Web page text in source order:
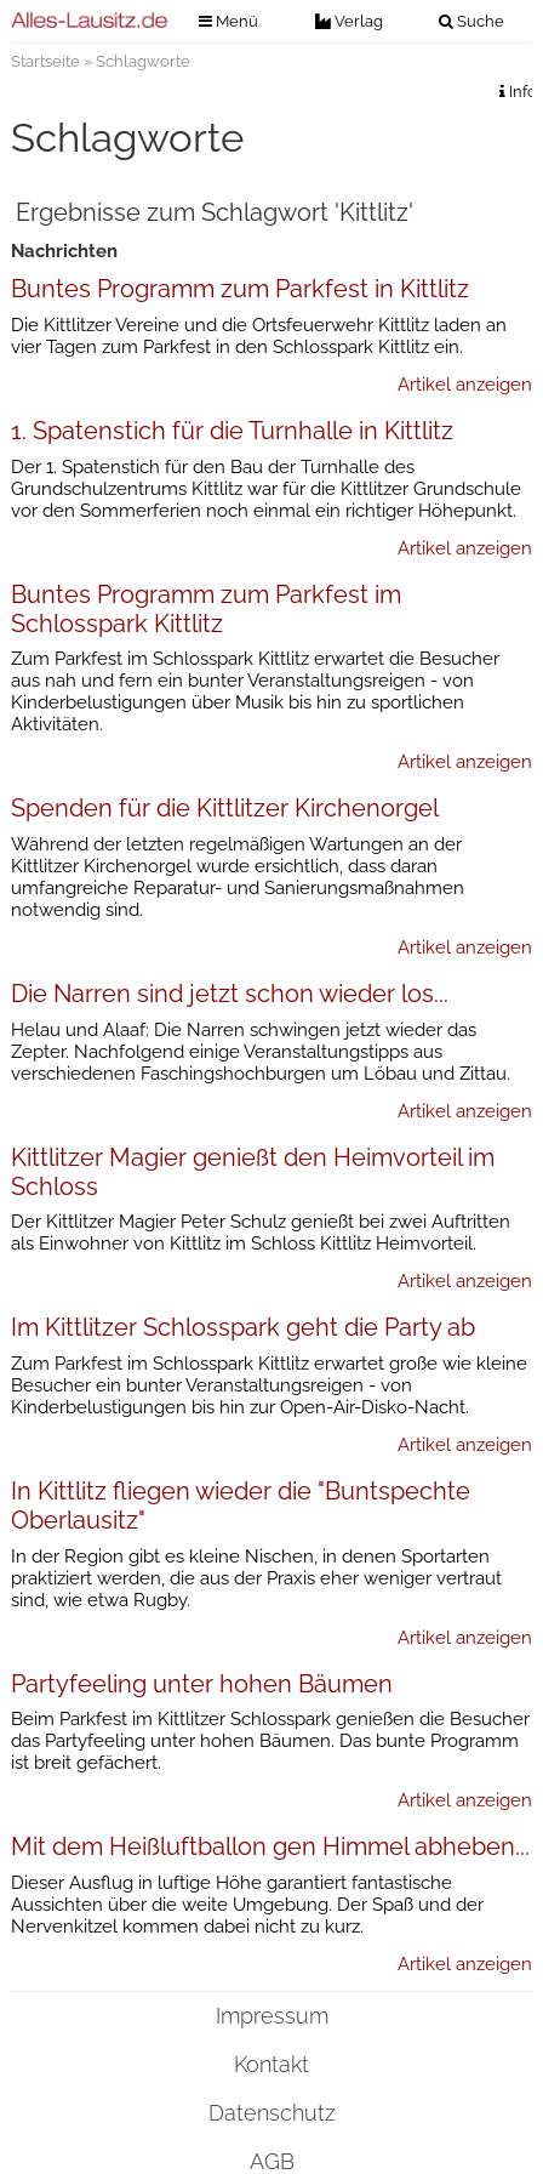
Menü Verlag Suche
Verlag
Kontakt
Anzeigenannahme
Startseite» Schlagworte
Info
Schlagworte
Ergebnisse zum Schlagwort 'Kittlitz'
Nachrichten
Buntes Programm zum Parkfest in Kittlitz
Die Kittlitzer Vereine und die Ortsfeuerwehr Kittlitz laden an
vier Tagen zum Parkfest in den Schlosspark Kittlitz ein.
Artikel anzeigen
1. Spatenstich für die Turnhalle in Kittlitz
Der 1. Spatenstich für den Bau der Turnhalle des
Grundschulzentrums Kittlitz war für die Kittlitzer Grundschule
vor den Sommerferien noch einmal ein richtiger Höhepunkt.
Artikel anzeigen
Buntes Programm zum Parkfest im
Schlosspark Kittlitz
Zum Parkfest im Schlosspark Kittlitz erwartet die Besucher
aus nah und fern ein bunter Veranstaltungsreigen - von
Kinderbelustigungen über Musik bis hin zu sportlichen
Aktivitäten.
Artikel anzeigen
Spenden für die Kittlitzer Kirchenorgel
Während der letzten regelmäßigen Wartungen an der
Kittlitzer Kirchenorgel wurde ersichtlich, dass daran
umfangreiche Reparatur- und Sanierungsmaßnahmen
notwendig sind.
Artikel anzeigen
Die Narren sind jetzt schon wieder los...
Helau und Alaaf: Die Narren schwingen jetzt wieder das
Zepter. Nachfolgend einige Veranstaltungstipps aus
verschiedenen Faschingshochburgen um Löbau und Zittau.
Artikel anzeigen
Kittlitzer Magier genießt den Heimvorteil im
Schloss
Der Kittlitzer Magier Peter Schulz genießt bei zwei Auftritten
als Einwohner von Kittlitz im Schloss Kittlitz Heimvorteil.
Artikel anzeigen
Im Kittlitzer Schlosspark geht die Party ab
Zum Parkfest im Schlosspark Kittlitz erwartet große wie kleine
Besucher ein bunter Veranstaltungsreigen - von
Kinderbelustigungen bis hin zur Open-Air-Disko-Nacht.
Artikel anzeigen
In Kittlitz fliegen wieder die "Buntspechte
Oberlausitz"
In der Region gibt es kleine Nischen, in denen Sportarten
praktiziert werden, die aus der Praxis eher weniger vertraut
sind, wie etwa Rugby.
Artikel anzeigen
Partyfeeling unter hohen Bäumen
Beim Parkfest im Kittlitzer Schlosspark genießen die Besucher
das Partyfeeling unter hohen Bäumen. Das bunte Programm
ist breit gefächert.
Artikel anzeigen
Mit dem Heißluftballon gen Himmel abheben...
Dieser Ausflug in luftige Höhe garantiert fantastische
Aussichten über die weite Umgebung. Der Spaß und der
Nervenkitzel kommen dabei nicht zu kurz.
Artikel anzeigen
Impressum
Kontakt
Datenschutz
AGB